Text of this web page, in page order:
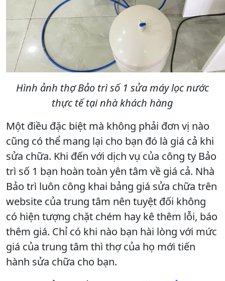
Hình ảnh thợ Bảo trì số 1 sửa máy lọc nước
thực tế tại nhà khách hàng
Một điều đặc biệt mà không phải đơn vị nào
cũng có thể mang lại cho bạn đó là giá cả khi
sửa chữa. Khi đến với dịch vụ của công ty Bảo
trì số 1 bạn hoàn toàn yên tâm về giá cả. Nhà
Bảo trì luôn công khai bảng giá sửa chữa trên
website của trung tâm nên tuyệt đối không
có hiện tượng chặt chém hay kê thêm lỗi, báo
thêm giá. Chỉ có khi nào bạn hài lòng với mức
giá của trung tâm thì thợ của họ mới tiến
hành sửa chữa cho bạn.